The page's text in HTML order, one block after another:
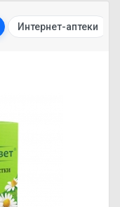
Интернет-аптеки